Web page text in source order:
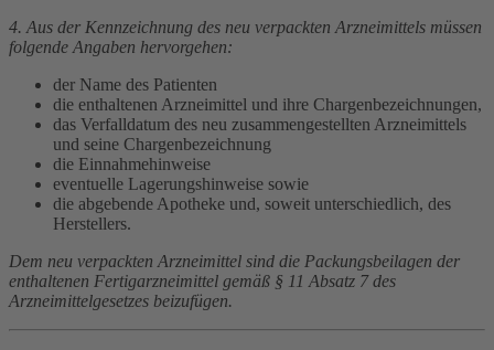
4. Aus der Kennzeichnung des neu verpackten Arzneimittels müssen
folgende Angaben hervorgehen:
der Name des Patienten
die enthaltenen Arzneimittel und ihre Chargenbezeichnungen,
das Verfalldatum des neu zusammengestellten Arzneimittels
und seine Chargenbezeichnung
die Einnahmehinweise
eventuelle Lagerungshinweise sowie
die abgebende Apotheke und, soweit unterschiedlich, des
Herstellers.
Dem neu verpackten Arzneimittel sind die Packungsbeilagen der
enthaltenen Fertigarzneimittel gemäß § 11 Absatz 7 des
Arzneimittelgesetzes beizufügen.